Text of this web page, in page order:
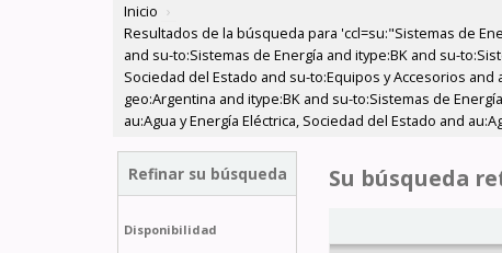
Inicio ›
Resultados de la búsqueda para 'ccl=su:"Sistemas de
and su-to:Sistemas de Energía and itype:BK and su-
Sociedad del Estado and su-to:Equipos y Accesorios and
geo:Argentina and itype:BK and su-to:Sistemas de
au:Agua y Energía Eléctrica, Sociedad del Estado and
Refinar su búsqueda
Disponibilidad
Su búsqueda